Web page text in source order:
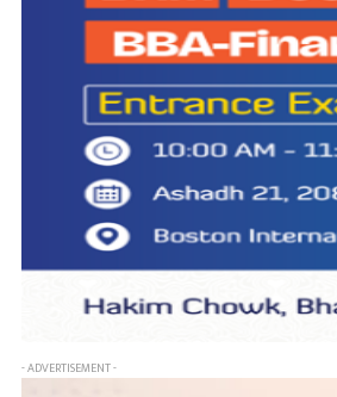
- ADVERTISEMENT -